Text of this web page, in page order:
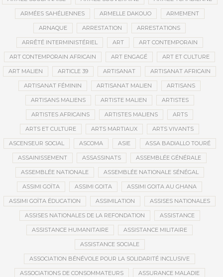
ARMÉES SAHÉLIENNES ARMELLE DAKOUO ARMEMENT
ARNAQUE ARRESTATION ARRESTATIONS
ARRÊTÉ INTERMINISTÉRIEL ART ART CONTEMPORAIN
ART CONTEMPORAIN AFRICAIN ART ENGAGÉ ART ET CULTURE
ART MALIEN ARTICLE 39 ARTISANAT ARTISANAT AFRICAIN
ARTISANAT FÉMININ ARTISANAT MALIEN ARTISANS
ARTISANS MALIENS ARTISTE MALIEN ARTISTES
ARTISTES AFRICAINS ARTISTES MALIENS ARTS
ARTS ET CULTURE ARTS MARTIAUX ARTS VIVANTS
ASCENSEUR SOCIAL ASCOMA ASIE ASSA BADIALLO TOURÉ
ASSAINISSEMENT ASSASSINATS ASSEMBLÉE GÉNÉRALE
ASSEMBLÉE NATIONALE ASSEMBLÉE NATIONALE SÉNÉGAL
ASSIMI GOÏTA ASSIMI GOITA ASSIMI GOITA AU GHANA
ASSIMI GOÏTA ÉDUCATION ASSIMILATION ASSISES NATIONALES
ASSISES NATIONALES DE LA REFONDATION ASSISTANCE
ASSISTANCE HUMANITAIRE ASSISTANCE MILITAIRE
ASSISTANCE SOCIALE
ASSOCIATION BÉNÉVOLE POUR LA SOLIDARITÉ INCLUSIVE
ASSOCIATIONS DE CONSOMMATEURS ASSURANCE MALADIE